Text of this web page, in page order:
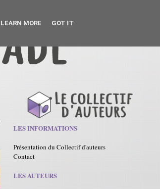
LES INFORMATIONS
Présentation du Collectif d'auteurs
Contact
LES AUTEURS
LEARN MORE GOT IT